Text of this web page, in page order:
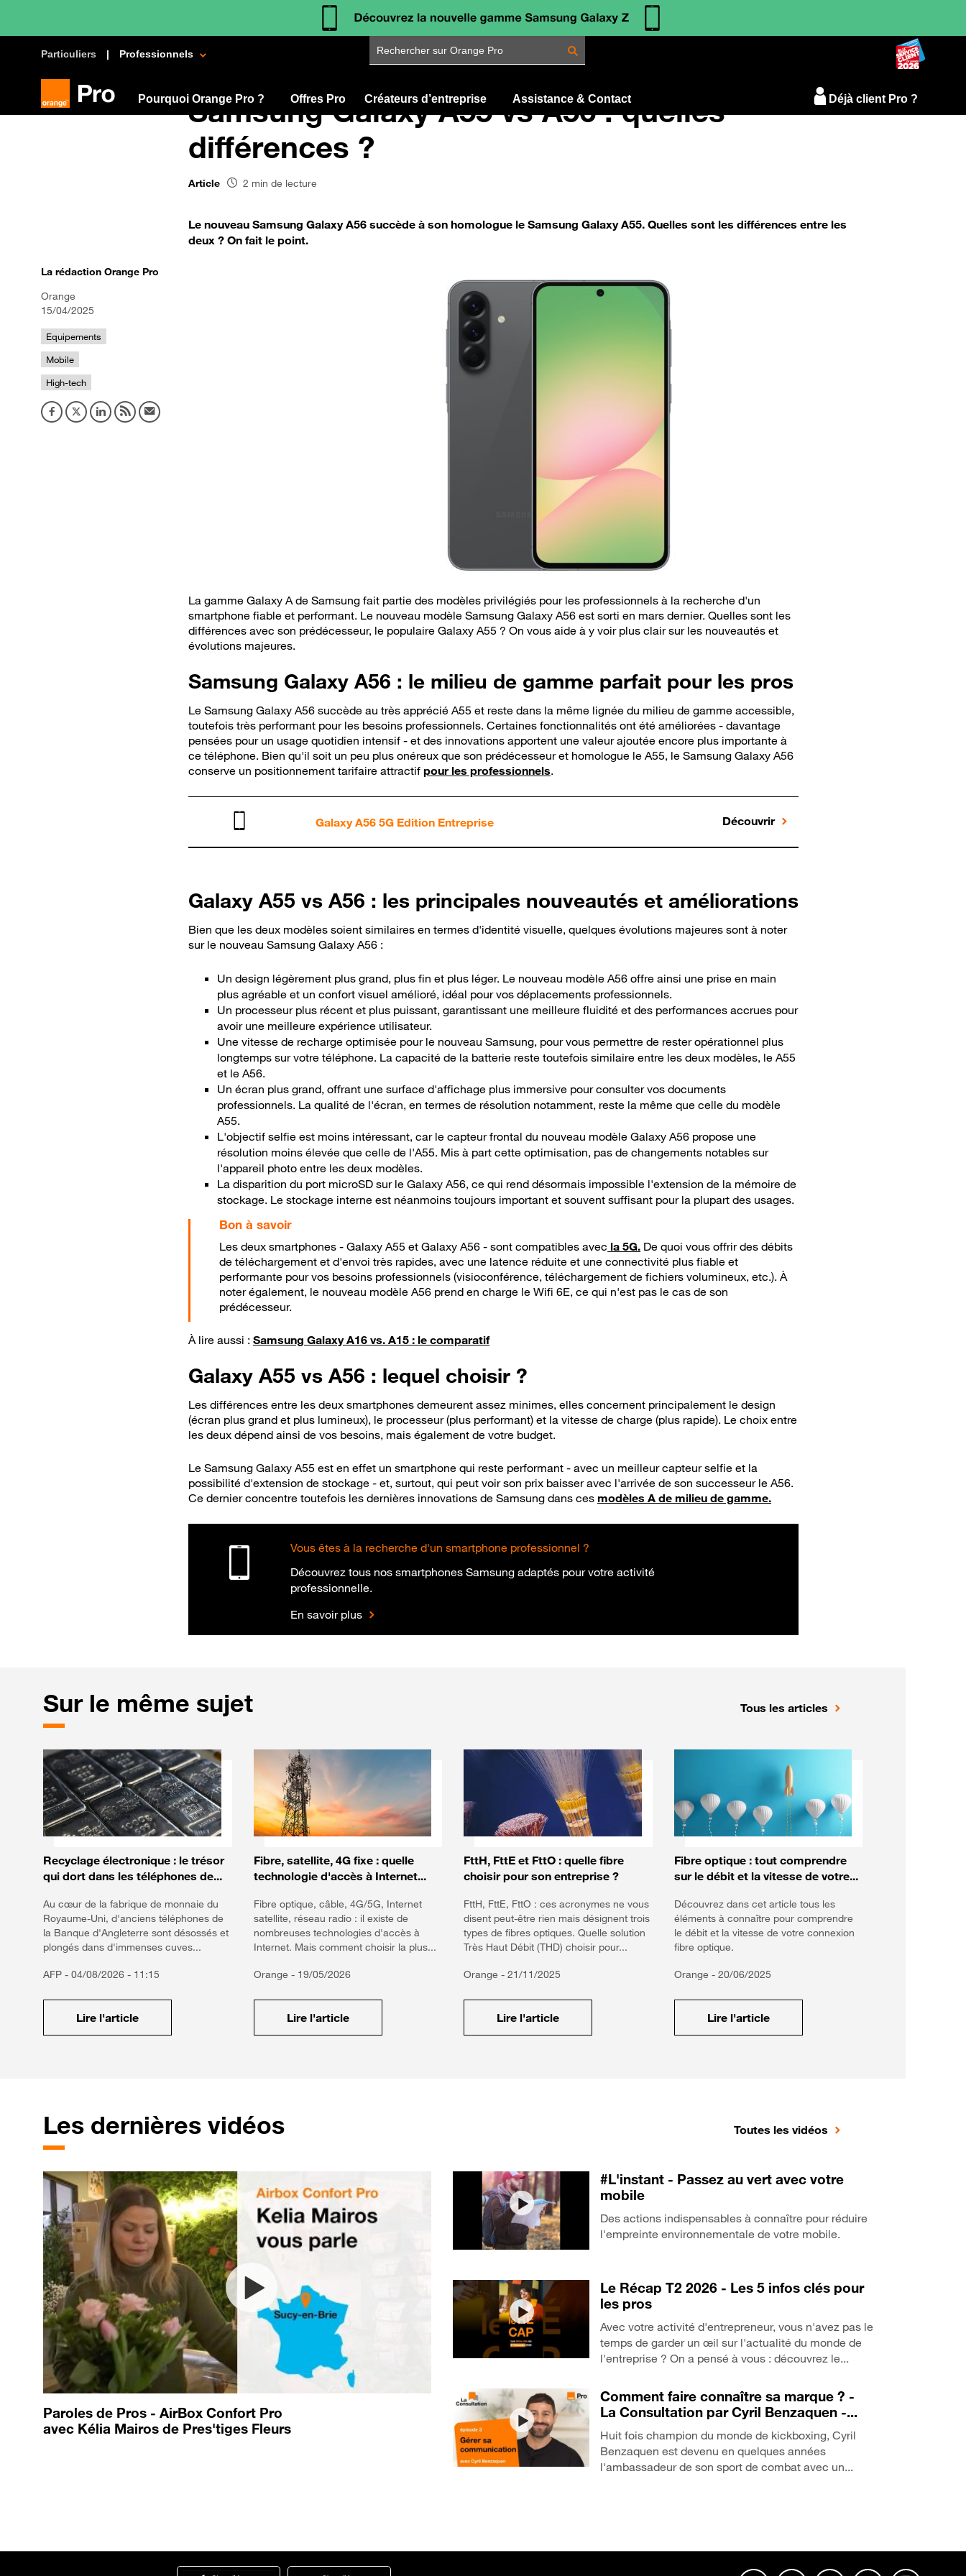
Particuliers Professionnels
Rechercher sur Orange Pro
Pourquoi Orange Pro ? Offres Pro Créateurs d’entreprise Assistance & Contact Déjà client Pro ?
Samsung Galaxy A55 vs A56 : quelles
différences ?
Article 2 min de lecture
Le nouveau Samsung Galaxy A56 succède à son homologue le Samsung Galaxy A55. Quelles sont les différences entre les
deux ? On fait le point.
La rédaction Orange Pro
Orange
15/04/2025
Equipements
Mobile
High-tech
La gamme Galaxy A de Samsung fait partie des modèles privilégiés pour les professionnels à la recherche d'un
smartphone fiable et performant. Le nouveau modèle Samsung Galaxy A56 est sorti en mars dernier. Quelles sont les
différences avec son prédécesseur, le populaire Galaxy A55 ? On vous aide à y voir plus clair sur les nouveautés et
évolutions majeures.
Samsung Galaxy A56 : le milieu de gamme parfait pour les pros
Le Samsung Galaxy A56 succède au très apprécié A55 et reste dans la même lignée du milieu de gamme accessible,
toutefois très performant pour les besoins professionnels. Certaines fonctionnalités ont été améliorées - davantage
pensées pour un usage quotidien intensif - et des innovations apportent une valeur ajoutée encore plus importante à
ce téléphone. Bien qu'il soit un peu plus onéreux que son prédécesseur et homologue le A55, le Samsung Galaxy A56
conserve un positionnement tarifaire attractif pour les professionnels.
Galaxy A56 5G Edition Entreprise Découvrir
Galaxy A55 vs A56 : les principales nouveautés et améliorations
Bien que les deux modèles soient similaires en termes d'identité visuelle, quelques évolutions majeures sont à noter
sur le nouveau Samsung Galaxy A56 :
Un design légèrement plus grand, plus fin et plus léger. Le nouveau modèle A56 offre ainsi une prise en main
plus agréable et un confort visuel amélioré, idéal pour vos déplacements professionnels.
Un processeur plus récent et plus puissant, garantissant une meilleure fluidité et des performances accrues pour
avoir une meilleure expérience utilisateur.
Une vitesse de recharge optimisée pour le nouveau Samsung, pour vous permettre de rester opérationnel plus
longtemps sur votre téléphone. La capacité de la batterie reste toutefois similaire entre les deux modèles, le A55
et le A56.
Un écran plus grand, offrant une surface d'affichage plus immersive pour consulter vos documents
professionnels. La qualité de l'écran, en termes de résolution notamment, reste la même que celle du modèle
A55.
L'objectif selfie est moins intéressant, car le capteur frontal du nouveau modèle Galaxy A56 propose une
résolution moins élevée que celle de l'A55. Mis à part cette optimisation, pas de changements notables sur
l'appareil photo entre les deux modèles.
La disparition du port microSD sur le Galaxy A56, ce qui rend désormais impossible l'extension de la mémoire de
stockage. Le stockage interne est néanmoins toujours important et souvent suffisant pour la plupart des usages.
Bon à savoir
Les deux smartphones - Galaxy A55 et Galaxy A56 - sont compatibles avec la 5G. De quoi vous offrir des débits
de téléchargement et d'envoi très rapides, avec une latence réduite et une connectivité plus fiable et
performante pour vos besoins professionnels (visioconférence, téléchargement de fichiers volumineux, etc.). À
noter également, le nouveau modèle A56 prend en charge le Wifi 6E, ce qui n'est pas le cas de son
prédécesseur.
À lire aussi : Samsung Galaxy A16 vs. A15 : le comparatif
Galaxy A55 vs A56 : lequel choisir ?
Les différences entre les deux smartphones demeurent assez minimes, elles concernent principalement le design
(écran plus grand et plus lumineux), le processeur (plus performant) et la vitesse de charge (plus rapide). Le choix entre
les deux dépend ainsi de vos besoins, mais également de votre budget.
Le Samsung Galaxy A55 est en effet un smartphone qui reste performant - avec un meilleur capteur selfie et la
possibilité d'extension de stockage - et, surtout, qui peut voir son prix baisser avec l'arrivée de son successeur le A56.
Ce dernier concentre toutefois les dernières innovations de Samsung dans ces modèles A de milieu de gamme.
Vous êtes à la recherche d'un smartphone professionnel ?
Découvrez tous nos smartphones Samsung adaptés pour votre activité
professionnelle.
En savoir plus
Sur le même sujet Tous les articles
Recyclage électronique : le trésor
qui dort dans les téléphones de...
Au cœur de la fabrique de monnaie du
Royaume-Uni, d'anciens téléphones de
la Banque d'Angleterre sont désossés et
plongés dans d'immenses cuves...
AFP - 04/08/2026 - 11:15
Lire l'article
Fibre, satellite, 4G fixe : quelle
technologie d'accès à Internet...
Fibre optique, câble, 4G/5G, Internet
satellite, réseau radio : il existe de
nombreuses technologies d'accès à
Internet. Mais comment choisir la plus...
Orange - 19/05/2026
Lire l'article
FttH, FttE et FttO : quelle fibre
choisir pour son entreprise ?
FttH, FttE, FttO : ces acronymes ne vous
disent peut-être rien mais désignent trois
types de fibres optiques. Quelle solution
Très Haut Débit (THD) choisir pour...
Orange - 21/11/2025
Lire l'article
Fibre optique : tout comprendre
sur le débit et la vitesse de votre...
Découvrez dans cet article tous les
éléments à connaître pour comprendre
le débit et la vitesse de votre connexion
fibre optique.
Orange - 20/06/2025
Lire l'article
Les dernières vidéos Toutes les vidéos
Paroles de Pros - AirBox Confort Pro
avec Kélia Mairos de Pres'tiges Fleurs
#L'instant - Passez au vert avec votre
mobile
Des actions indispensables à connaître pour réduire
l'empreinte environnementale de votre mobile.
Le Récap T2 2026 - Les 5 infos clés pour
les pros
Avec votre activité d'entrepreneur, vous n'avez pas le
temps de garder un œil sur l'actualité du monde de
l'entreprise ? On a pensé à vous : découvrez le...
Comment faire connaître sa marque ? -
La Consultation par Cyril Benzaquen -...
Huit fois champion du monde de kickboxing, Cyril
Benzaquen est devenu en quelques années
l'ambassadeur de son sport de combat avec un...